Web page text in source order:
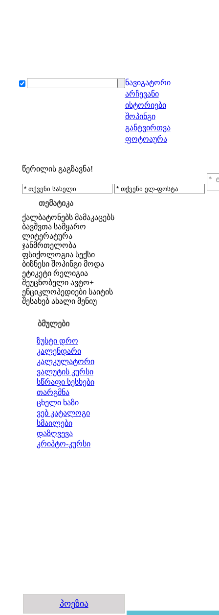
ნავიგატორი
არჩევანი
ისტორიები
შოპინგი
განტვირთვა
ფოტოაურა
წერილის გაგზავნა!
თემატიკა
ქალბატონებს მამაკაცებს
ბავშვთა სამყარო
ლიტერატურა
ჯანმრთელობა
ფსიქოლოგია სექსი
ბიზნესი შოპინგი მოდა
ეტიკეტი რელიგია
შეუცნობელი ავტო+
ენციკლოპედიები საიტის
შესახებ ახალი მენიუ
ბმულები
ზუსტი დრო
კალენდარი
კალკულატორი
ვალუტის კურსი
სწრაფი სესხები
თარგმნა
ცხელი ხაზი
ვებ კატალოგი
სმაილები
დაზღვევა
კრიპტო-კურსი
პოეზია